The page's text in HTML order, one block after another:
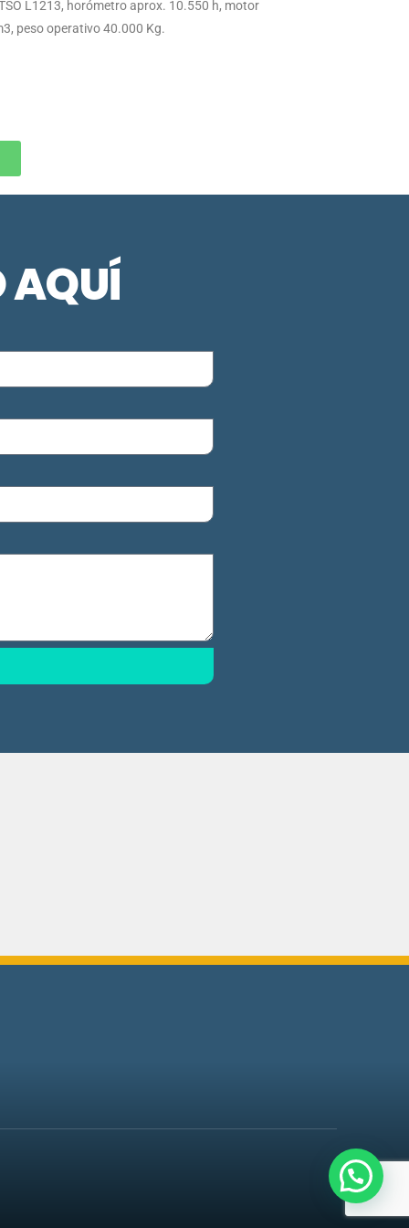
L1213, horómetro aprox. 10.550 h, motor
peso operativo 40.000 Kg.
AQUÍ